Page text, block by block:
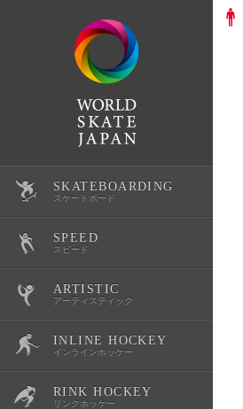
SKATEBOARDING
スケートボード
選手紹介
大会情報
スクール・体験会
公式記録
スケートボード育成環境整備
SPEED
スピード
選手紹介
大会情報
スクール・体験会
公式記録
ARTISTIC
アーティスティック
選手紹介
大会情報
スクール・体験会
INLINE HOCKEY
インラインホッケー
選手紹介
大会情報RINK HOCKEY
リンクホッケー
選手紹介